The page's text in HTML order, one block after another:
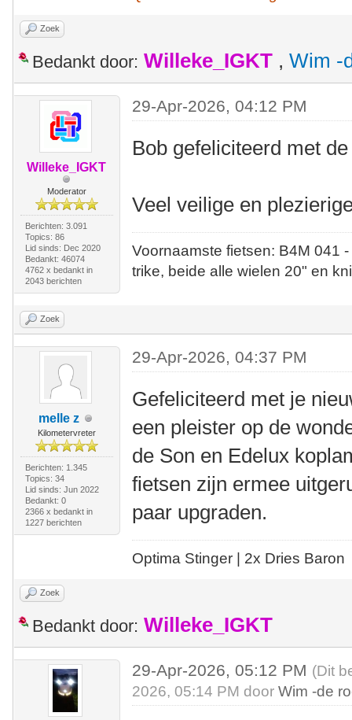
Zoek
Bedankt door: Willeke_IGKT , Wim -
Willeke_IGKT
Moderator
Berichten: 3.091
Topics: 86
Lid sinds: Dec 2020
Bedankt: 46074
4762 x bedankt in
2043 berichten
29-Apr-2026, 04:12 PM
Bob gefeliciteerd met
Veel veilige en
Voornaamste fietsen: B4M
trike, beide alle wielen 20" en
Zoek
melle z
Kilometervreter
Berichten: 1.345
Topics: 34
Lid sinds: Jun 2022
Bedankt: 0
2366 x bedankt in
1227 berichten
29-Apr-2026, 04:37 PM
Gefeliciteerd met je
een pleister op de
de Son en Edelux
fietsen zijn ermee
paar upgraden.
Optima Stinger | 2x Dries Baron
Zoek
Bedankt door: Willeke_IGKT
29-Apr-2026, 05:12 PM (Dit
2026, 05:14 PM doorWim -de